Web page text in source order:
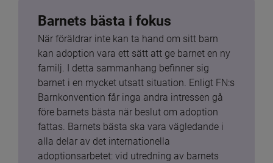
Barnets bästa i fokus
När föräldrar inte kan ta hand om sitt barn
kan adoption vara ett sätt att ge barnet en ny
familj. I detta sammanhang befinner sig
barnet i en mycket utsatt situation. Enligt FN:s
Barnkonvention får inga andra intressen gå
före barnets bästa när beslut om adoption
fattas. Barnets bästa ska vara vägledande i
alla delar av det internationella
adoptionsarbetet: vid utredning av barnets